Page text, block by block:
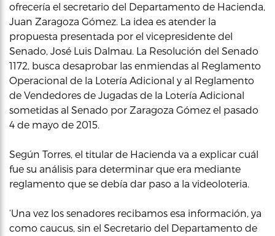
ofrecería el secretario del Departamento de Hacienda,
Juan Zaragoza Gómez. La idea es atender la
propuesta presentada por el vicepresidente del
Senado, José Luis Dalmau. La Resolución del Senado
1172, busca desaprobar las enmiendas al Reglamento
Operacional de la Lotería Adicional y al Reglamento
de Vendedores de Jugadas de la Lotería Adicional
sometidas al Senado por Zaragoza Gómez el pasado
4 de mayo de 2015.
Según Torres, el titular de Hacienda va a explicar cuál
fue su análisis para determinar que era mediante
reglamento que se debía dar paso a la videoloteria.
‘Una vez los senadores recibamos esa información, ya
como caucus, sin el Secretario del Departamento de